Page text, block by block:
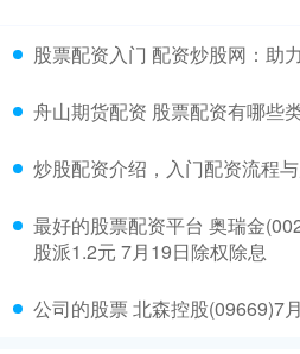
股票配资入门 配资炒股网：助
舟山期货配资 股票配资有哪些
炒股配资介绍，入门配资流程
最好的股票配资平台 奥瑞金
股派1.2元 7月19日除权除息
公司的股票 北森控股(09669)7